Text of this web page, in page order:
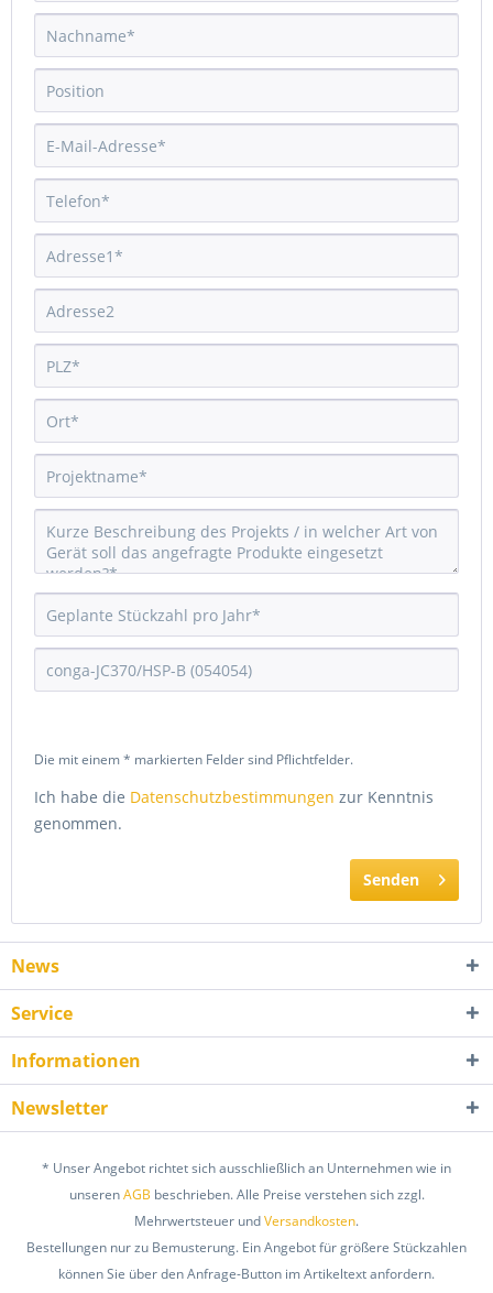
Die mit einem * markierten Felder sind Pflichtfelder.
Ich habe die Datenschutzbestimmungen zur Kenntnis
genommen.
Senden
News
Service
Informationen
Newsletter
* Unser Angebot richtet sich ausschließlich an Unternehmen wie in
unserenAGB beschrieben. Alle Preise verstehen sich zzgl.
Mehrwertsteuer undVersandkosten.
Bestellungen nur zu Bemusterung. Ein Angebot für größere Stückzahlen
können Sie über den Anfrage-Button im Artikeltext anfordern.